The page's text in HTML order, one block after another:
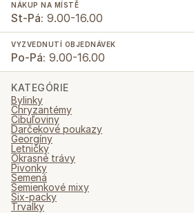
NÁKUP NA MÍSTĚ
St-Pá: 9.00-16.00
VYZVEDNUTÍ OBJEDNÁVEK
Po-Pá: 9.00-16.00
KATEGÓRIE
Bylinky
Chryzantémy
Cibuľoviny
Darčekové poukazy
Georgíny
Letničky
Okrasné trávy
Pivonky
Semená
Semienkové mixy
Six-packy
Trvalky